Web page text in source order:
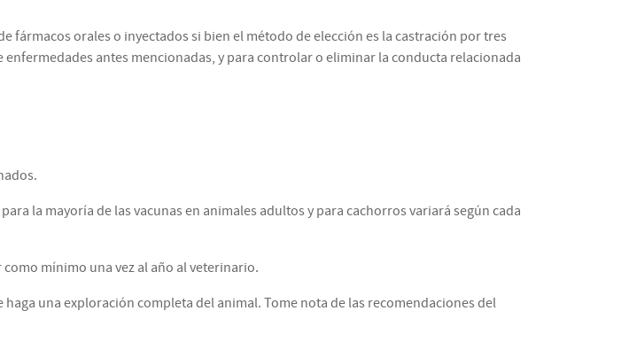
orales o inyectados si bien el método de elección es la castración por tres
antes mencionadas, y para controlar o eliminar la conducta relacionada
la mayoría de las vacunas en animales adultos y para cachorros variará según cada
mínimo una vez al año al veterinario.
una exploración completa del animal. Tome nota de las recomendaciones del